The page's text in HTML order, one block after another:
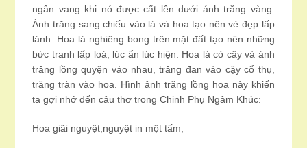
ngân vang khi nó được cất lên dưới ánh trăng vàng.
Ánh trăng sang chiếu vào lá và hoa tạo nên vẻ đẹp lấp
lánh. Hoa lá nghiêng bong trên mặt đất tạo nên những
bức tranh lấp loá, lúc ẩn lúc hiện. Hoa lá cỏ cây và ánh
trăng lồng quyện vào nhau, trăng đan vào cậy cổ thụ,
trăng tràn vào hoa. Hình ảnh trăng lồng hoa này khiến
ta gợi nhớ đến câu thơ trong Chinh Phụ Ngâm Khúc:
Hoa giãi nguyệt,nguyệt in một tấm,